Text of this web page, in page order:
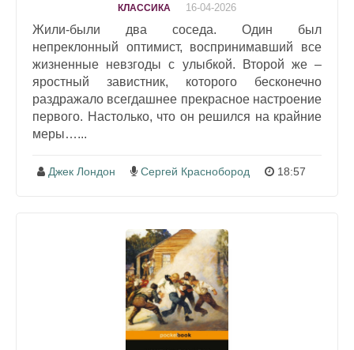
КЛАССИКА 16-04-2026
Жили-были два соседа. Один был
непреклонный оптимист, воспринимавший все
жизненные невзгоды с улыбкой. Второй же –
яростный завистник, которого бесконечно
раздражало всегдашнее прекрасное настроение
первого. Настолько, что он решился на крайние
меры…...
Джек Лондон Сергей Краснобород 18:57